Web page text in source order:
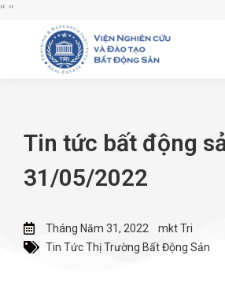
" "
Tin tức bất động
31/05/2022
Tháng Năm 31, 2022
mkt Tri
Tin Tức Thị Trường Bất Động Sản